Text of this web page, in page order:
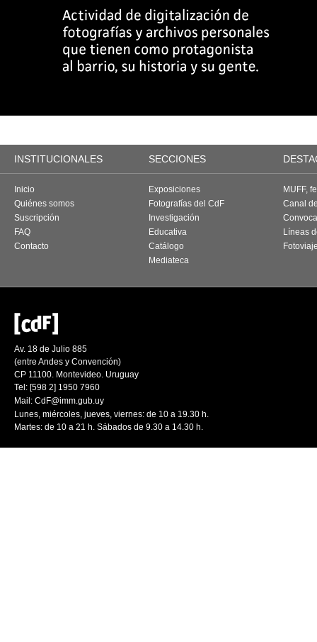
INSTITUCIONALES SECCIONES
Inicio
Quiénes somos
Suscripción
FAQ
Contacto
Exposiciones
Fotografías del CdF
Investigación
Educativa
Catálogo
Mediateca
MUFF,
Canal
Líneas
Av. 18 de Julio 885
(entre Andes y Convención)
CP 11100. Montevideo. Uruguay
Tel: [598 2] 1950 7960
Mail: CdF@imm.gub.uy
Lunes, miércoles, jueves, viernes: de 10 a 19.30 h.
Martes: de 10 a 21 h. Sábados de 9.30 a 14.30 h.